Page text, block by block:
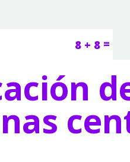
8 + 8 =